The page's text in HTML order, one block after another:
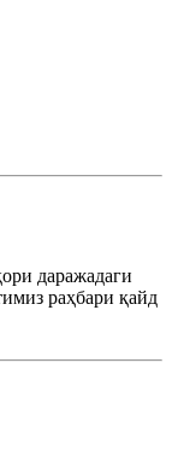
даражадаги
раҳбари қайд